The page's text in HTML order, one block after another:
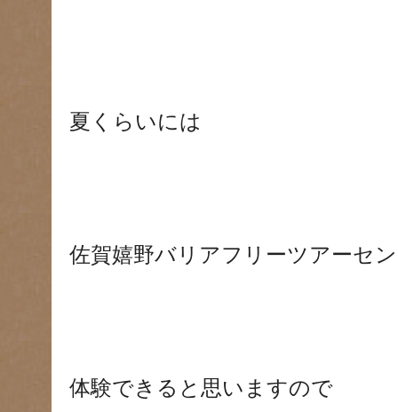
夏くらいには
佐賀嬉野バリアフリーツアーセ
体験できると思いますので